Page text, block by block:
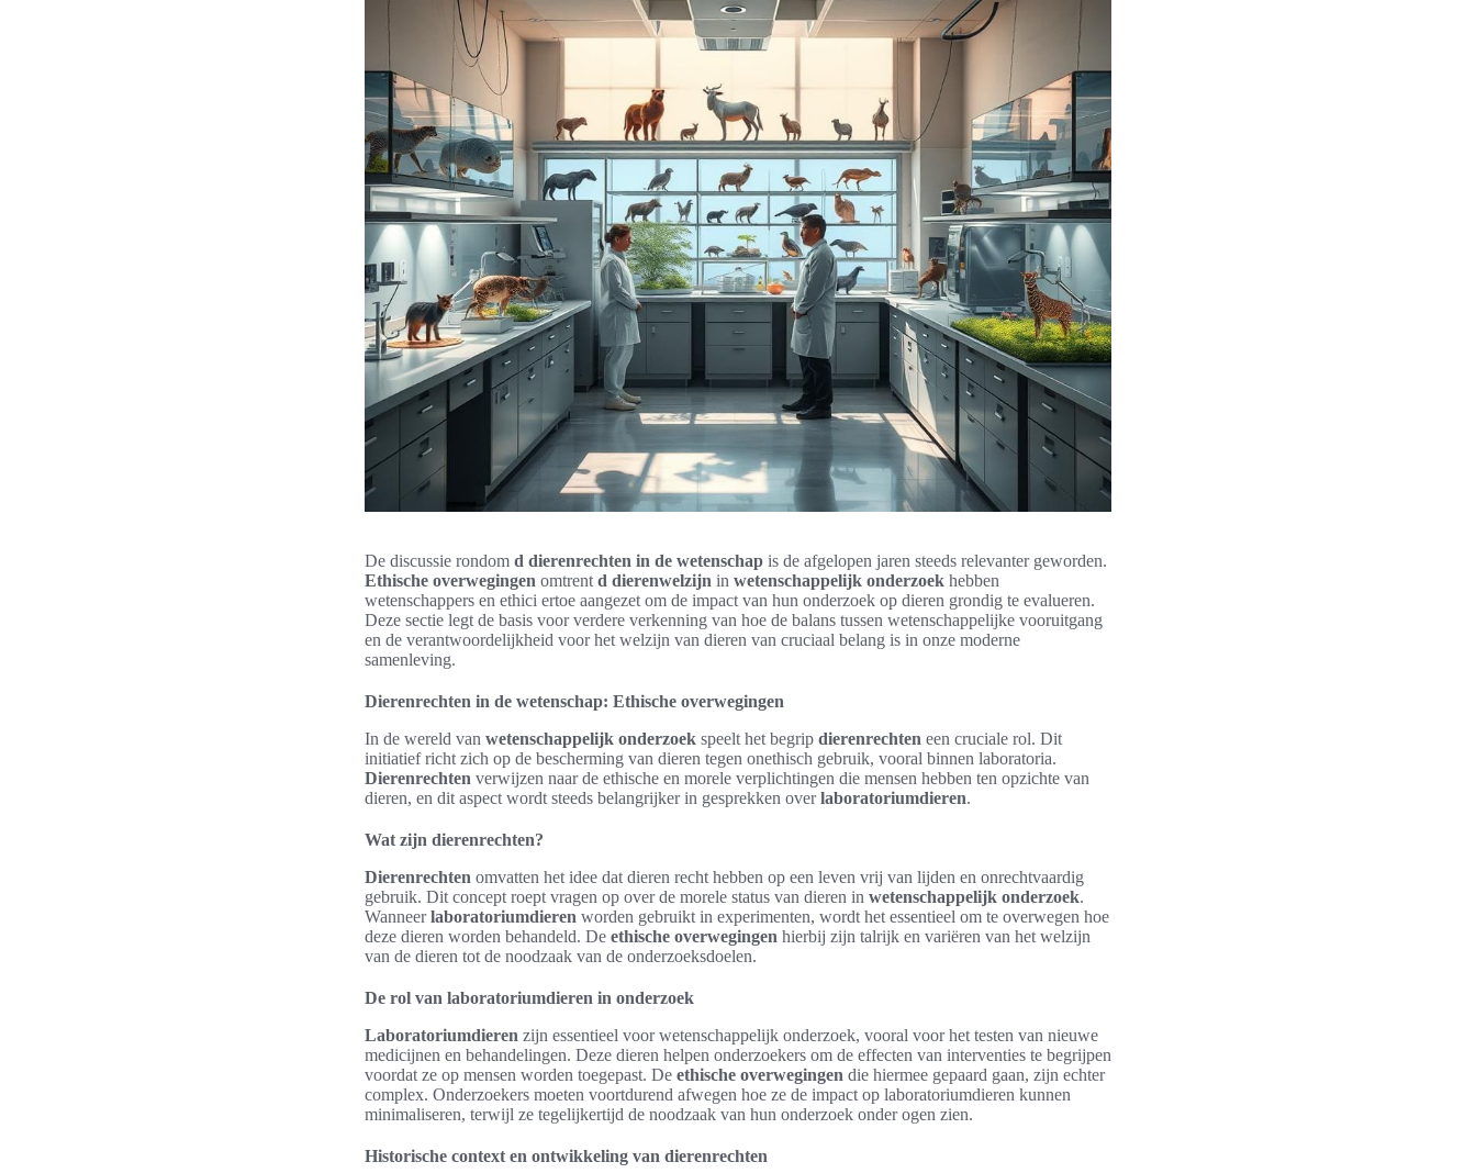
De discussie rondom d dierenrechten in de wetenschap is de afgelopen jaren steeds relevanter geworden.
Ethische overwegingen omtrent d dierenwelzijn in wetenschappelijk onderzoek hebben
wetenschappers en ethici ertoe aangezet om de impact van hun onderzoek op dieren grondig te evalueren.
Deze sectie legt de basis voor verdere verkenning van hoe de balans tussen wetenschappelijke vooruitgang
en de verantwoordelijkheid voor het welzijn van dieren van cruciaal belang is in onze moderne
samenleving.
Dierenrechten in de wetenschap: Ethische overwegingen
In de wereld van wetenschappelijk onderzoek speelt het begrip dierenrechten een cruciale rol. Dit
initiatief richt zich op de bescherming van dieren tegen onethisch gebruik, vooral binnen laboratoria.
Dierenrechten verwijzen naar de ethische en morele verplichtingen die mensen hebben ten opzichte van
dieren, en dit aspect wordt steeds belangrijker in gesprekken overlaboratoriumdieren.
Wat zijn dierenrechten?
Dierenrechten omvatten het idee dat dieren recht hebben op een leven vrij van lijden en onrechtvaardig
gebruik. Dit concept roept vragen op over de morele status van dieren in wetenschappelijk onderzoek.
Wanneerlaboratoriumdieren worden gebruikt in experimenten, wordt het essentieel om te overwegen hoe
deze dieren worden behandeld. De ethische overwegingen hierbij zijn talrijk en variëren van het welzijn
van de dieren tot de noodzaak van de onderzoeksdoelen.
De rol van laboratoriumdieren in onderzoek
Laboratoriumdieren zijn essentieel voor wetenschappelijk onderzoek, vooral voor het testen van nieuwe
medicijnen en behandelingen. Deze dieren helpen onderzoekers om de effecten van interventies te begrijpen
voordat ze op mensen worden toegepast. De ethische overwegingen die hiermee gepaard gaan, zijn echter
complex. Onderzoekers moeten voortdurend afwegen hoe ze de impact op laboratoriumdieren kunnen
minimaliseren, terwijl ze tegelijkertijd de noodzaak van hun onderzoek onder ogen zien.
Historische context en ontwikkeling van dierenrechten